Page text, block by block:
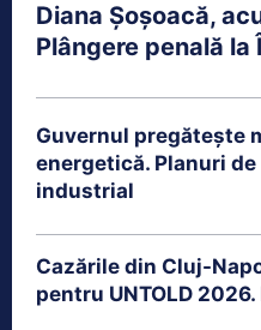
Diana Șoșoacă,
Plângere penală la
Guvernul pregătește
energetică. Planuri
industrial
Cazările din Cluj-
pentru UNTOLD